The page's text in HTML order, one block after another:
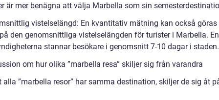
är mer benägna att välja Marbella som sin
vistelselängd: En kvantitativ mätning kan också göras
den genomsnittliga vistelselängden för turister i Marbella.
stannar besökare i genomsnitt 7-10 dagar i staden.
om hur olika ”marbella resa” skiljer sig från varandra
alla ”marbella resor” har samma destination, skiljer de sig åt